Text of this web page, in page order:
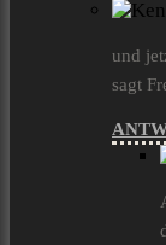
und
sagt